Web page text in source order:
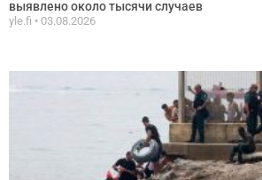
выявлено около тысячи случаев
yle.fi 03.08.2026